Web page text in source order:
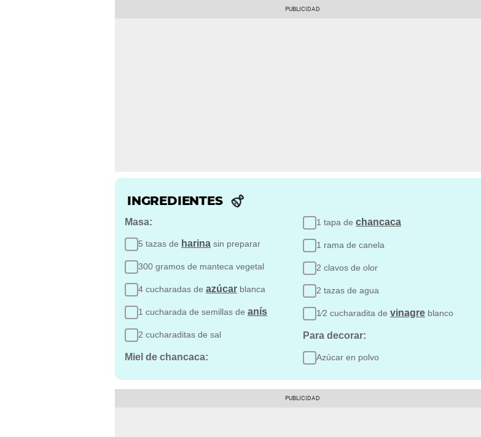
INGREDIENTES
Masa:
5 tazas de harina sin preparar
300 gramos de manteca vegetal
4 cucharadas de azúcar blanca
1 cucharada de semillas de anís
2 cucharaditas de sal
Miel de chancaca:
1 tapa de chancaca
1 rama de canela
2 clavos de olor
2 tazas de agua
1⁄2 cucharadita de vinagre blanco
Para decorar:
Azúcar en polvo